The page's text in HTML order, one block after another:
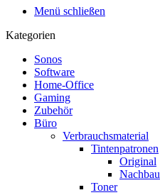
Menü schließen
Kategorien
Sonos
Software
Home-Office
Gaming
Zubehör
Büro
Verbrauchsmaterial
Tintenpatronen
Original
Nachbau
Toner